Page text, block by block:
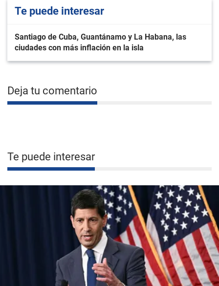
Te puede interesar
Santiago de Cuba, Guantánamo y La Habana, las
ciudades con más inflación en la isla
Deja tu comentario
Te puede interesar